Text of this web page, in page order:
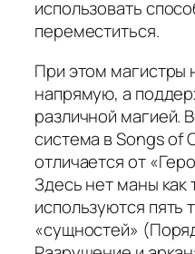
использовать
переместиться.
При этом магистры
напрямую, а
различной магией.
система в Songs of
отличается от
Здесь нет маны как
используются пять
«сущностей»